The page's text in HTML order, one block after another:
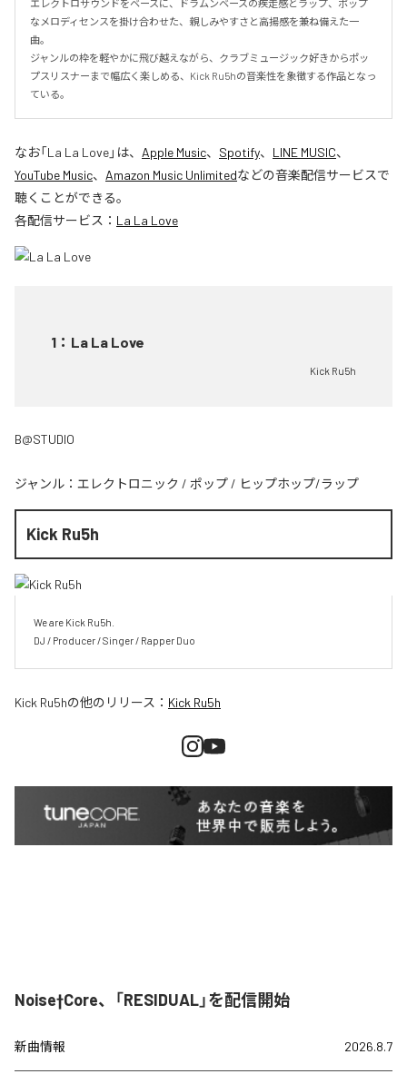
エレクトロサウンドをベースに、ドラムンベースの疾走感とラップ、ポップ
なメロディセンスを掛け合わせた、親しみやすさと高揚感を兼ね備えた一
曲。
ジャンルの枠を軽やかに飛び越えながら、クラブミュージック好きからポッ
プスリスナーまで幅広く楽しめる、Kick Ru5hの音楽性を象徴する作品となっ
ている。
なお「La La Love」は、 Apple Music、 Spotify、 LINE MUSIC、
YouTube Music、 Amazon Music Unlimitedなどの音楽配信サービスで
聴くことができる。
各配信サービス： La La Love
1 ： La La Love
Kick Ru5h
B@STUDIO
ジャンル： エレクトロニック / ポップ / ヒップホップ/ラップ
Kick Ru5h
We are Kick Ru5h.
DJ / Producer / Singer / Rapper Duo
Kick Ru5hの他のリリース： Kick Ru5h
Noise†Core、「RESIDUAL」を配信開始
新曲情報 2026.8.7